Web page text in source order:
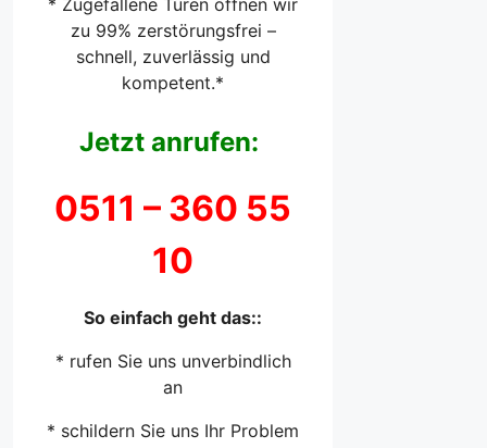
* Zugefallene Türen öffnen wir
zu 99% zerstörungsfrei –
schnell, zuverlässig und
kompetent.*
Jetzt anrufen:
0511 – 360 55
10
So einfach geht das::
* rufen Sie uns unverbindlich
an
* schildern Sie uns Ihr Problem